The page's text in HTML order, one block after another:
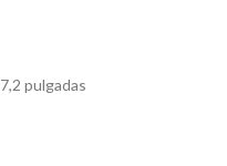
pulgadas